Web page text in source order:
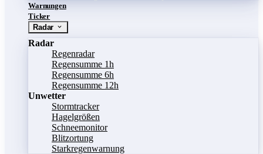
Warnungen
Ticker
Radar
Radar
Regenradar
Regensumme 1h
Regensumme 6h
Regensumme 12h
Unwetter
Stormtracker
Hagelgrößen
Schneemonitor
Blitzortung
Starkregenwarnung